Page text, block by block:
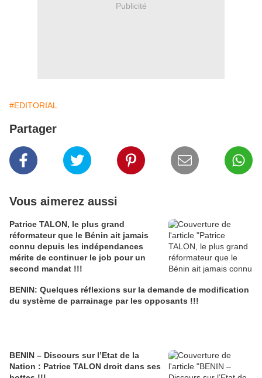
Publicité
#EDITORIAL
Partager
Vous aimerez aussi
Patrice TALON, le plus grand
réformateur que le Bénin ait jamais
connu depuis les indépendances
mérite de continuer le job pour un
second mandat !!!
BENIN: Quelques réflexions sur la demande de modification
du système de parrainage par les opposants !!!
BENIN – Discours sur l’Etat de la
Nation : Patrice TALON droit dans ses